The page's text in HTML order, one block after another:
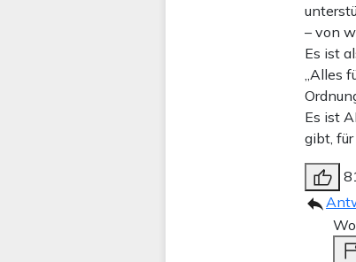
– von
Es ist
„Alles
Es ist
gibt,